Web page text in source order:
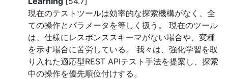
現在のテストツールは効率的な探索機構がなく、全
ての操作とパラメータを等しく扱う。 現在のツール
は、仕様にレスポンススキーマがない場合や、変種
を示す場合に苦労している。 我々は、強化学習を取
り入れた適応型REST APIテスト手法を提案し、探索
中の操作を優先順位付けする。